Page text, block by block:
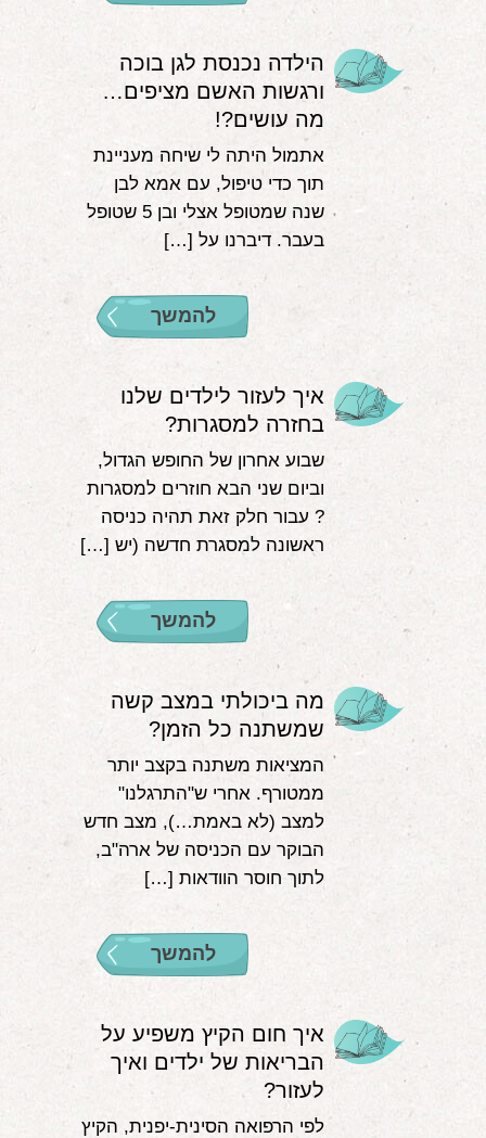
הילדה נכנסת לגן בוכה
ורגשות האשם מציפים…
מה עושים?!
אתמול היתה לי שיחה מעניינת
תוך כדי טיפול, עם אמא לבן
שנה שמטופל אצלי ובן 5 שטופל
בעבר. דיברנו על […]
להמשך
איך לעזור לילדים שלנו
בחזרה למסגרות?
שבוע אחרון של החופש הגדול,
וביום שני הבא חוזרים למסגרות
? עבור חלק זאת תהיה כניסה
ראשונה למסגרת חדשה (יש […]
להמשך
מה ביכולתי במצב קשה
שמשתנה כל הזמן?
המציאות משתנה בקצב יותר
ממטורף. אחרי ש"התרגלנו"
למצב (לא באמת…), מצב חדש
הבוקר עם הכניסה של ארה"ב,
לתוך חוסר הוודאות […]
להמשך
איך חום הקיץ משפיע על
הבריאות של ילדים ואיך
לעזור?
לפי הרפואה הסינית-יפנית, הקיץ